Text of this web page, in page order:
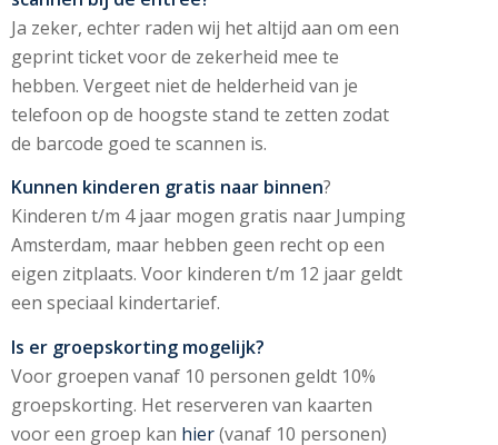
Ja zeker, echter raden wij het altijd aan om een
geprint ticket voor de zekerheid mee te
hebben. Vergeet niet de helderheid van je
telefoon op de hoogste stand te zetten zodat
de barcode goed te scannen is.
Kunnen kinderen gratis naar binnen?
Kinderen t/m 4 jaar mogen gratis naar Jumping
Amsterdam, maar hebben geen recht op een
eigen zitplaats. Voor kinderen t/m 12 jaar geldt
een speciaal kindertarief.
Is er groepskorting mogelijk?
Voor groepen vanaf 10 personen geldt 10%
groepskorting. Het reserveren van kaarten
voor een groep kan hier(vanaf 10 personen)